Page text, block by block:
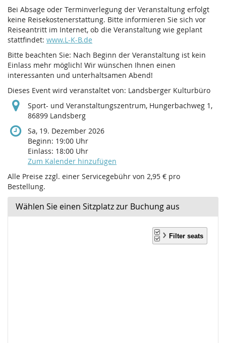
Bei Absage oder Terminverlegung der Veranstaltung erfolgt
keine Reisekostenerstattung. Bitte informieren Sie sich vor
Reiseantritt im Internet, ob die Veranstaltung wie geplant
stattfindet: www.L-K-B.de
Bitte beachten Sie: Nach Beginn der Veranstaltung ist kein
Einlass mehr möglich! Wir wünschen Ihnen einen
interessanten und unterhaltsamen Abend!
Dieses Event wird veranstaltet von: Landsberger Kulturbüro
Sport- und Veranstaltungszentrum, Hungerbachweg 1,
86899 Landsberg
Sa, 19. Dezember 2026
Beginn: 19:00 Uhr
Einlass: 18:00 Uhr
Zum Kalender hinzufügen
Alle Preise zzgl. einer Servicegebühr von 2,95 € pro
Bestellung.
Wählen Sie einen Sitzplatz zur Buchung aus